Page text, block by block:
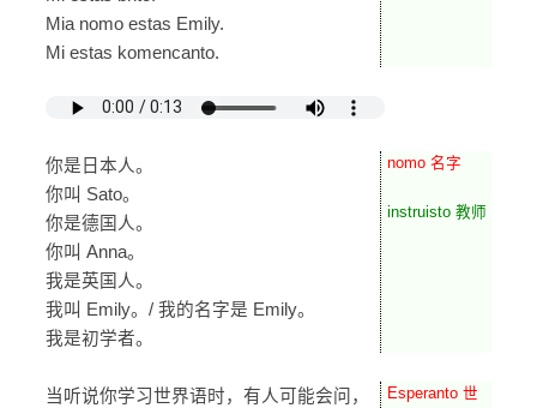
Mia nomo estas Emily.
Mi estas komencanto.
你是日本人。
你叫 Sato。
你是德国人。
你叫 Anna。
我是英国人。
我叫 Emily。/ 我的名字是 Emily。
我是初学者。
nomo 名字
instruisto 教师
当听说你学习世界语时，有人可能会问，
Esperanto 世